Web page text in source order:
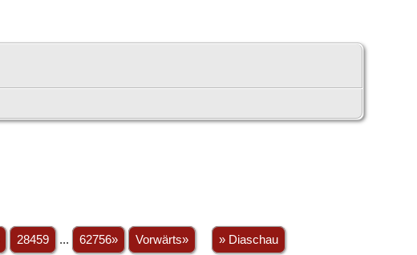
28459 ... 62756» Vorwärts» » Diaschau